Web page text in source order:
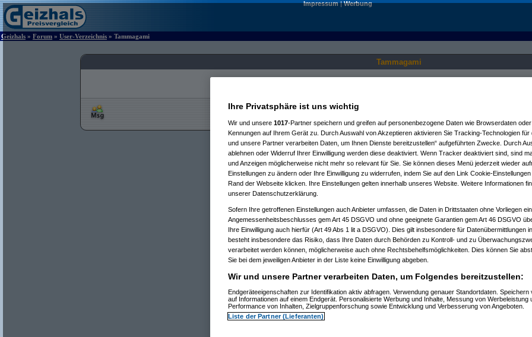
Impressum|Werbung
Geizhals » Forum » User-Verzeichnis » Tammagami
Tammagami
Ihre Privatsphäre ist uns wichtig
Wir und unsere 1017-Partner speichern und greifen auf personenbezogene Daten wie Browserdaten
Kennungen auf Ihrem Gerät zu. Durch Auswahl von Akzeptieren aktivieren Sie Tracking-Technologien für
und unsere Partner verarbeiten Daten, um Ihnen Dienste bereitzustellen“ aufgeführten Zwecke. Durch
ablehnen oder Widerruf Ihrer Einwilligung werden diese deaktiviert. Wenn Tracker deaktiviert sind, sind
und Anzeigen möglicherweise nicht mehr so relevant für Sie. Sie können dieses Menü jederzeit wieder
Einstellungen zu ändern oder Ihre Einwilligung zu widerrufen, indem Sie auf den Link Cookie-
Rand der Webseite klicken. Ihre Einstellungen gelten innerhalb unseres Website. Weitere Informationen
unserer Datenschutzerklärung.
Sofern Ihre getroffenen Einstellungen auch Anbieter umfassen, die Daten in Drittstaaten ohne Vorliegen
Angemessenheitsbeschlusses gem Art 45 DSGVO und ohne geeignete Garantien gem Art 46 DSGVO
Ihre Einwilligung auch hierfür (Art 49 Abs 1 lit a DSGVO). Dies gilt insbesondere für Datenübermittlungen
besteht insbesondere das Risiko, dass Ihre Daten durch Behörden zu Kontroll- und zu
verarbeitet werden können, möglicherweise auch ohne Rechtsbehelfsmöglichkeiten. Dies können Sie
Sie bei dem jeweiligen Anbieter in der Liste keine Einwilligung abgeben.
Wir und unsere Partner verarbeiten Daten, um Folgendes bereitzustellen:
Endgeräteeigenschaften zur Identifikation aktiv abfragen. Verwendung genauer Standortdaten. Speichern
auf Informationen auf einem Endgerät. Personalisierte Werbung und Inhalte, Messung von Werbeleistung
Performance von Inhalten, Zielgruppenforschung sowie Entwicklung und Verbesserung von Angeboten.
Liste der Partner (Lieferanten)